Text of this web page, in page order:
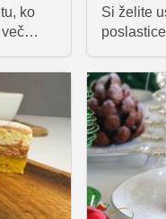
ko
še
ne
jo
pri
Si želite
zbrali
ki so
okusno
zato le
predloge.